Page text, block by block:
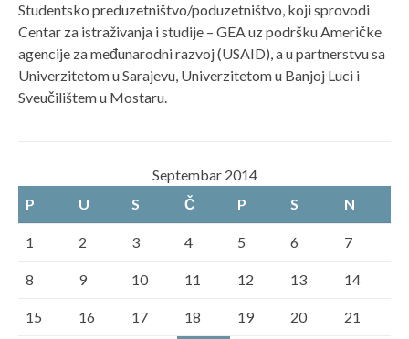
Studentsko preduzetništvo/poduzetništvo, koji sprovodi
Centar za istraživanja i studije – GEA uz podršku Američke
agencije za međunarodni razvoj (USAID), a u partnerstvu sa
Univerzitetom u Sarajevu, Univerzitetom u Banjoj Luci i
Sveučilištem u Mostaru.
Septembar 2014
P
U S Č P S N
1 2 3 4 5 6 7
8 9 10 11 12 13 14
15 16 17 18 19 20 21